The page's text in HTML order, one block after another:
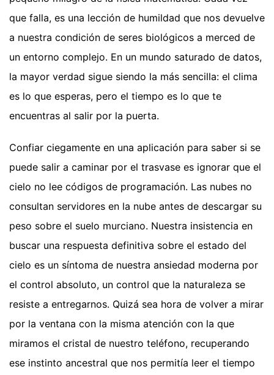
que falla, es una lección de humildad que nos devuelve
a nuestra condición de seres biológicos a merced de
un entorno complejo. En un mundo saturado de datos,
la mayor verdad sigue siendo la más sencilla: el clima
es lo que esperas, pero el tiempo es lo que te
encuentras al salir por la puerta.
Confiar ciegamente en una aplicación para saber si se
puede salir a caminar por el trasvase es ignorar que el
cielo no lee códigos de programación. Las nubes no
consultan servidores en la nube antes de descargar su
peso sobre el suelo murciano. Nuestra insistencia en
buscar una respuesta definitiva sobre el estado del
cielo es un síntoma de nuestra ansiedad moderna por
el control absoluto, un control que la naturaleza se
resiste a entregarnos. Quizá sea hora de volver a mirar
por la ventana con la misma atención con la que
miramos el cristal de nuestro teléfono, recuperando
ese instinto ancestral que nos permitía leer el tiempo